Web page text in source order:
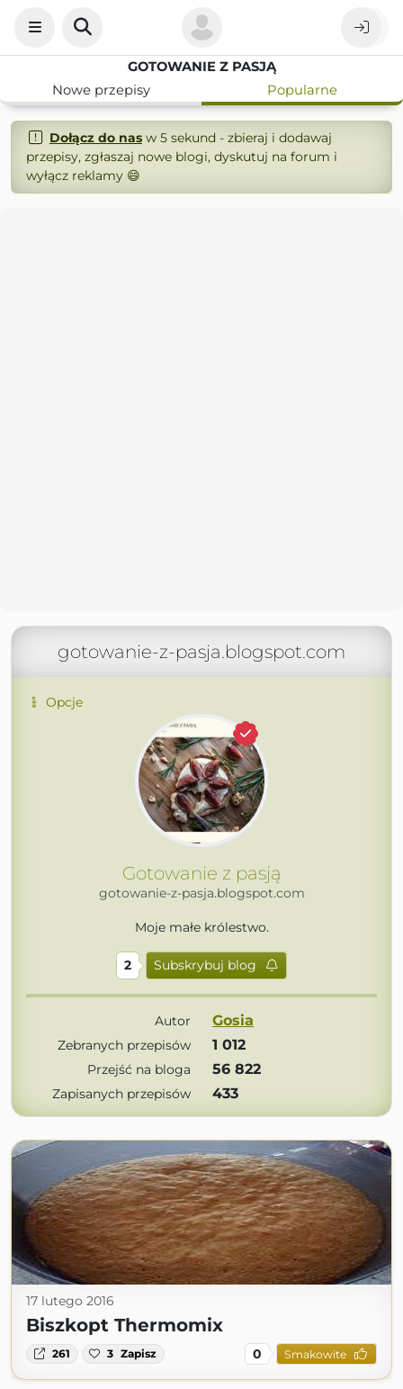
GOTOWANIE Z PASJĄ
Nowe przepisy
Popularne
Dołącz do nasw 5 sekund - zbieraj i dodawaj
przepisy, zgłaszaj nowe blogi, dyskutuj na forum i
wyłącz reklamy 😄
gotowanie-z-pasja.blogspot.com
Opcje
Gotowanie z pasją
gotowanie-z-pasja.blogspot.com
Moje małe królestwo.
2 Subskrybuj blog
Autor Gosia
Zebranych przepisów 1 012
Przejść na bloga 56 822
Zapisanych przepisów 433
17 lutego 2016
Biszkopt Thermomix
261 3 Zapisz 0 Smakowite